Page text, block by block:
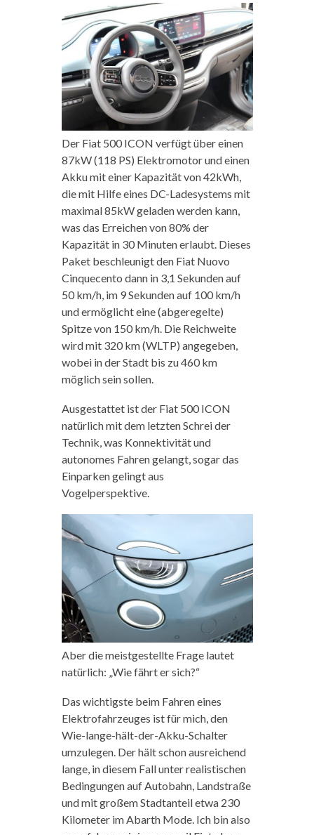
Der Fiat 500 ICON verfügt über einen
87kW (118 PS) Elektromotor und einen
Akku mit einer Kapazität von 42kWh,
die mit Hilfe eines DC-Ladesystems mit
maximal 85kW geladen werden kann,
was das Erreichen von 80% der
Kapazität in 30 Minuten erlaubt. Dieses
Paket beschleunigt den Fiat Nuovo
Cinquecento dann in 3,1 Sekunden auf
50 km/h, im 9 Sekunden auf 100 km/h
und ermöglicht eine (abgeregelte)
Spitze von 150 km/h. Die Reichweite
wird mit 320 km (WLTP) angegeben,
wobei in der Stadt bis zu 460 km
möglich sein sollen.
Ausgestattet ist der Fiat 500 ICON
natürlich mit dem letzten Schrei der
Technik, was Konnektivität und
autonomes Fahren gelangt, sogar das
Einparken gelingt aus
Vogelperspektive.
Aber die meistgestellte Frage lautet
natürlich: „Wie fährt er sich?“
Das wichtigste beim Fahren eines
Elektrofahrzeuges ist für mich, den
Wie-lange-hält-der-Akku-Schalter
umzulegen. Der hält schon ausreichend
lange, in diesem Fall unter realistischen
Bedingungen auf Autobahn, Landstraße
und mit großem Stadtanteil etwa 230
Kilometer im Abarth Mode. Ich bin also